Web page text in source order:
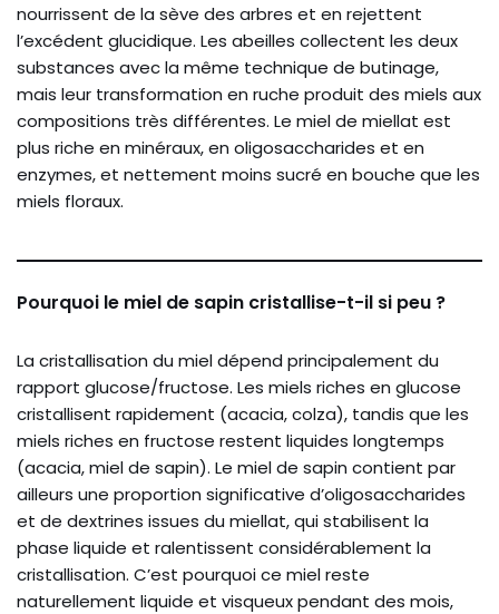
nourrissent de la sève des arbres et en rejettent
l’excédent glucidique. Les abeilles collectent les deux
substances avec la même technique de butinage,
mais leur transformation en ruche produit des miels aux
compositions très différentes. Le miel de miellat est
plus riche en minéraux, en oligosaccharides et en
enzymes, et nettement moins sucré en bouche que les
miels floraux.
Pourquoi le miel de sapin cristallise-t-il si peu ?
La cristallisation du miel dépend principalement du
rapport glucose/fructose. Les miels riches en glucose
cristallisent rapidement (acacia, colza), tandis que les
miels riches en fructose restent liquides longtemps
(acacia, miel de sapin). Le miel de sapin contient par
ailleurs une proportion significative d’oligosaccharides
et de dextrines issues du miellat, qui stabilisent la
phase liquide et ralentissent considérablement la
cristallisation. C’est pourquoi ce miel reste
naturellement liquide et visqueux pendant des mois,